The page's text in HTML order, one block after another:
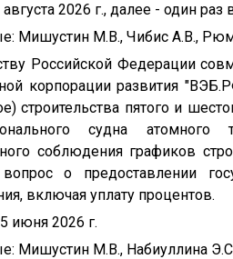
2026 г., далее - один раз
Мишустин М.В., Чибис А.В.,
Российской Федерации
корпорации развития
строительства пятого и
судна атомного
соблюдения графиков
вопрос о предоставлении
включая уплату процентов.
июня 2026 г.
Мишустин М.В., Набиуллина